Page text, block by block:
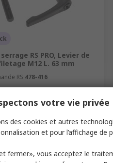
RS PRO, Levier de
M12 L. 63 mm
RS 478-416
paquet de 2 unités)votre vie privée
des cookies et autres
et pour l’affichage de
fermer», vous acceptez le